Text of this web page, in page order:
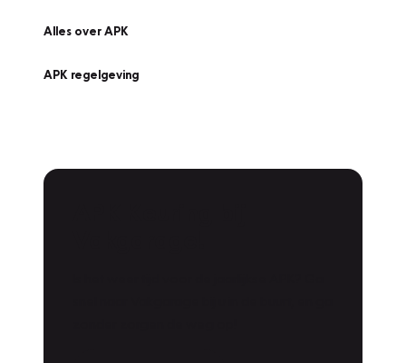
Alles over APK
APK regelgeving